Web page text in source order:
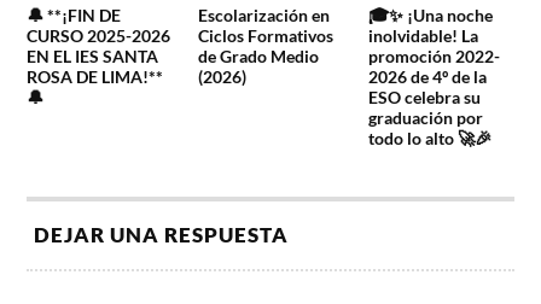
🔔 **¡FIN DE
CURSO 2025-2026
EN EL IES SANTA
ROSA DE LIMA!**
🔔
Escolarización en
Ciclos Formativos
de Grado Medio
(2026)
🎓✨ ¡Una noche
inolvidable! La
promoción 2022-
2026 de 4º de la
ESO celebra su
graduación por
todo lo alto 🚀🎉
DEJAR UNA RESPUESTA